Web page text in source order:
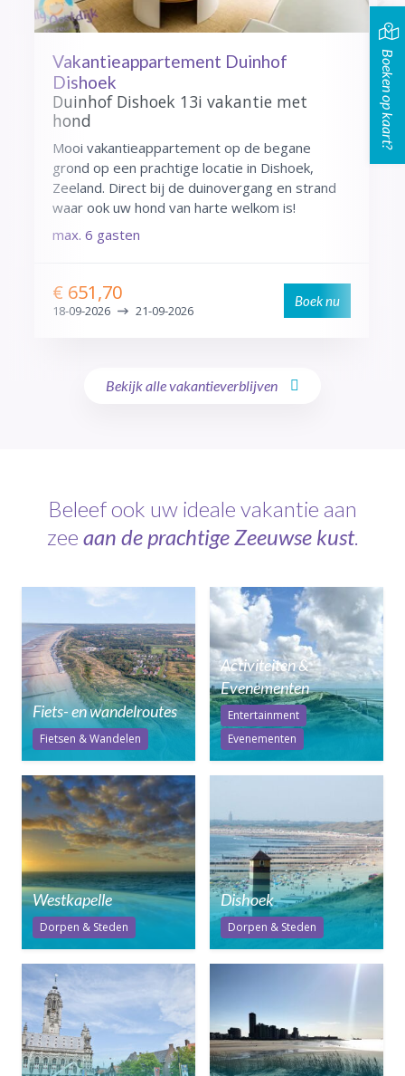
Boeken op kaart?
Vakantieappartement Duinhof
Dishoek
Duinhof Dishoek 13i vakantie met
hond
Mooi vakantieappartement op de begane
grond op een prachtige locatie in Dishoek,
Zeeland. Direct bij de duinovergang en strand
waar ook uw hond van harte welkom is!
max.6 gasten
€ 651,70
18-09-2026 21-09-2026
Boek nu
Bekijk alle vakantieverblijven
Beleef ook uw ideale vakantie aan
zee aan de prachtige Zeeuwse kust.
Fiets- en wandelroutes
Fietsen & Wandelen
Activiteiten &
Evenementen
Entertainment
Evenementen
Westkapelle
Dorpen & Steden
Dishoek
Dorpen & Steden